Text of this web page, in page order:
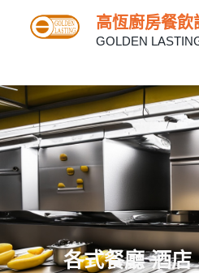
要
內
容
高恆廚房餐飲
GOLDEN
各式餐廳 酒